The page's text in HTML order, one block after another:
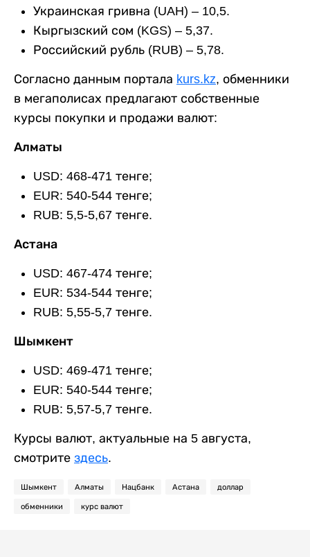
Украинская гривна (UAH) – 10,5.
Кыргызский сом (KGS) – 5,37.
Российский рубль (RUB) – 5,78.
Согласно данным портала kurs.kz, обменники
в мегаполисах предлагают собственные
курсы покупки и продажи валют:
Алматы
USD: 468-471 тенге;
EUR: 540-544 тенге;
RUB: 5,5-5,67 тенге.
Астана
USD: 467-474 тенге;
EUR: 534-544 тенге;
RUB: 5,55-5,7 тенге.
Шымкент
USD: 469-471 тенге;
EUR: 540-544 тенге;
RUB: 5,57-5,7 тенге.
Курсы валют, актуальные на 5 августа,
смотрите здесь.
Шымкент Алматы Нацбанк Астана доллар
обменники курс валют